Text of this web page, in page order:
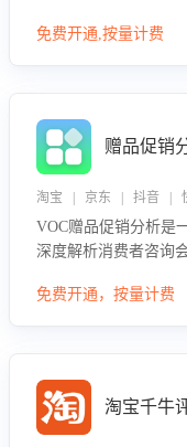
迟、竞品价格冲击等
免费开通,按量计费
赠品促销
淘宝 | 京东 | 抖音 |
VOC赠品促销分析是
深度解析消费者咨询
求，帮助企业制定个
免费开通，按量计费
淘宝千牛